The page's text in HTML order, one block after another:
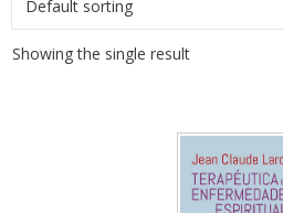
Showing the single result